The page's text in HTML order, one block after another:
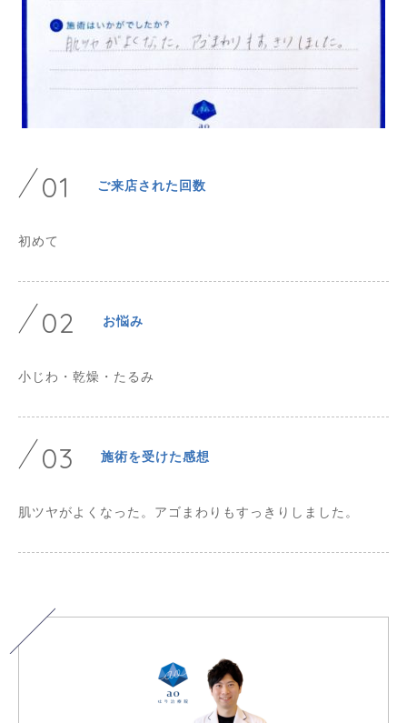
01 ご来店された回数
初めて
02 お悩み
小じわ・乾燥・たるみ
03 施術を受けた感想
肌ツヤがよくなった。アゴまわりもすっきりしました。